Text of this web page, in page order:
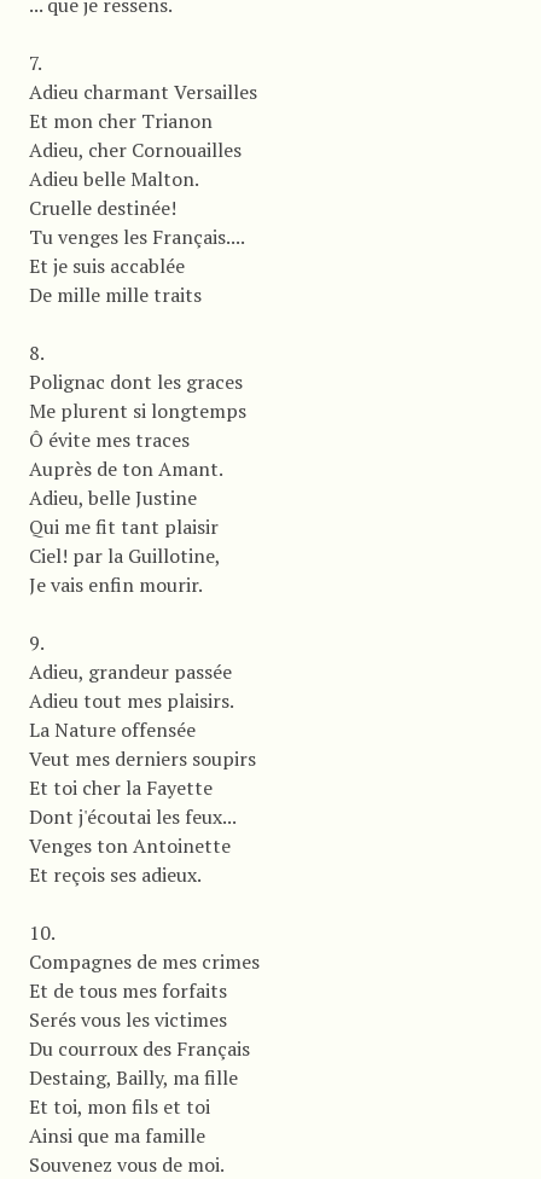
7.
Adieu charmant Versailles
Et mon cher Trianon
Adieu, cher Cornouailles
Adieu belle Malton.
Cruelle destinée!
Tu venges les Français....
Et je suis accablée
De mille mille traits
8.
Polignac dont les graces
Me plurent si longtemps
Ô évite mes traces
Auprès de ton Amant.
Adieu, belle Justine
Qui me fit tant plaisir
Ciel! par la Guillotine,
Je vais enfin mourir.
9.
Adieu, grandeur passée
Adieu tout mes plaisirs.
La Nature offensée
Veut mes derniers soupirs
Et toi cher la Fayette
Dont j'écoutai les feux...
Venges ton Antoinette
Et reçois ses adieux.
10.
Compagnes de mes crimes
Et de tous mes forfaits
Serés vous les victimes
Du courroux des Français
Destaing, Bailly, ma fille
Et toi, mon fils et toi
Ainsi que ma famille
Souvenez vous de moi.